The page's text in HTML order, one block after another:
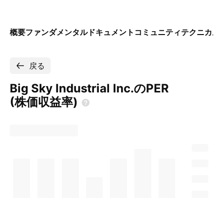
概要ファンダメンタルドキュメント コミュニティテクニカ
戻る
Big Sky Industrial Inc.のPER
(株価収益率)